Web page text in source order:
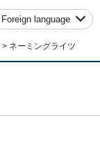
Foreign language
> ネーミングライツ